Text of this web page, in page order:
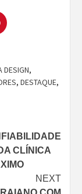
DESIGN,
, DESTAQUE,
CLÍNICA
NEXT